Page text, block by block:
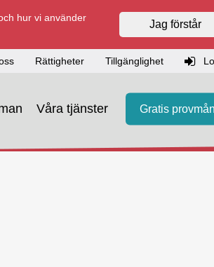
hur vi använder
Jag förstår
Rättigheter Tillgänglighet
Våra tjänster Gratis